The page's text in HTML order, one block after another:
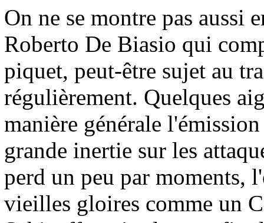
On ne se montre pas aussi
Roberto De Biasio qui
piquet, peut-être sujet au
régulièrement. Quelques
manière générale
grande inertie sur les
perd un peu par moments,
vieilles gloires comme un